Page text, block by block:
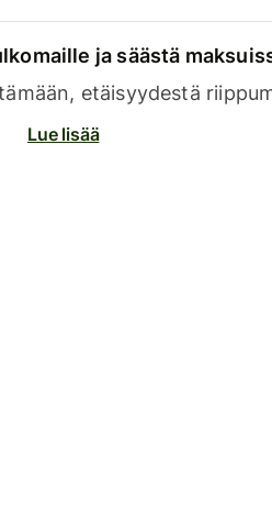
ja säästä
etäisyydestä
Lue lisää